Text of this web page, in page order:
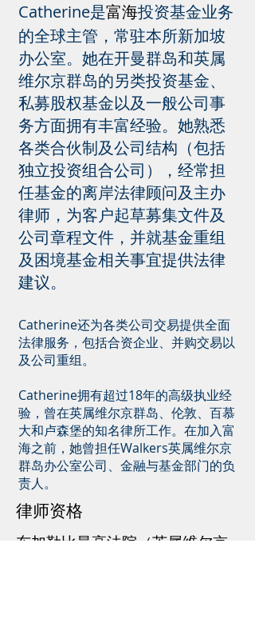
Catherine是富海投资基金业务
的全球主管，常驻本所新加坡
办公室。她在开曼群岛和英属
维尔京群岛的另类投资基金、
私募股权基金以及一般公司事
务方面拥有丰富经验。她熟悉
各类合伙制及公司结构（包括
独立投资组合公司），经常担
任基金的离岸法律顾问及主办
律师，为客户起草募集文件及
公司章程文件，并就基金重组
及困境基金相关事宜提供法律
建议。
Catherine还为各类公司交易提供全面
法律服务，包括合资企业、并购交易以
及公司重组。
Catherine拥有超过18年的高级执业经
验，曾在英属维尔京群岛、伦敦、百慕
大和卢森堡的知名律所工作。在加入富
海之前，她曾担任Walkers英属维尔京
群岛办公室公司、金融与基金部门的负
责人。
律师资格
东加勒比最高法院（英属维尔京